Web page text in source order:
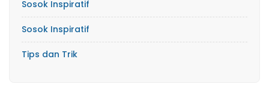
Sosok Inspiratif
Sosok Inspiratif
Tips dan Trik